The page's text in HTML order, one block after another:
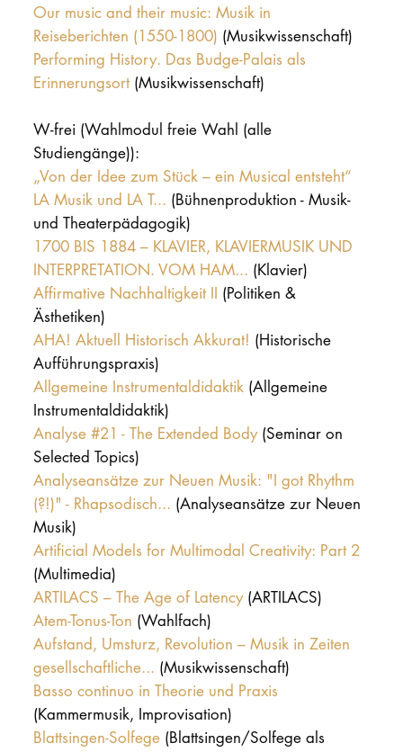
Our music and their music: Musik in
Reiseberichten (1550-1800) (Musikwissenschaft)
Performing History. Das Budge-Palais als
Erinnerungsort (Musikwissenschaft)
W-frei (Wahlmodul freie Wahl (alle
Studiengänge)):
„Von der Idee zum Stück – ein Musical entsteht“
LA Musik und LA T... (Bühnenproduktion - Musik-
und Theaterpädagogik)
1700 BIS 1884 – KLAVIER, KLAVIERMUSIK UND
INTERPRETATION. VOM HAM... (Klavier)
Affirmative Nachhaltigkeit II (Politiken &
Ästhetiken)
AHA! Aktuell Historisch Akkurat! (Historische
Aufführungspraxis)
Allgemeine Instrumentaldidaktik (Allgemeine
Instrumentaldidaktik)
Analyse #21 - The Extended Body (Seminar on
Selected Topics)
Analyseansätze zur Neuen Musik: "I got Rhythm
(?!)" - Rhapsodisch... (Analyseansätze zur Neuen
Musik)
Artificial Models for Multimodal Creativity: Part 2
(Multimedia)
ARTILACS – The Age of Latency (ARTILACS)
Atem-Tonus-Ton (Wahlfach)
Aufstand, Umsturz, Revolution – Musik in Zeiten
gesellschaftliche... (Musikwissenschaft)
Basso continuo in Theorie und Praxis
(Kammermusik, Improvisation)
Blattsingen-Solfege (Blattsingen/Solfege als